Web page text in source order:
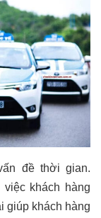
đề thời gian.
khách hàng
giúp khách hàng